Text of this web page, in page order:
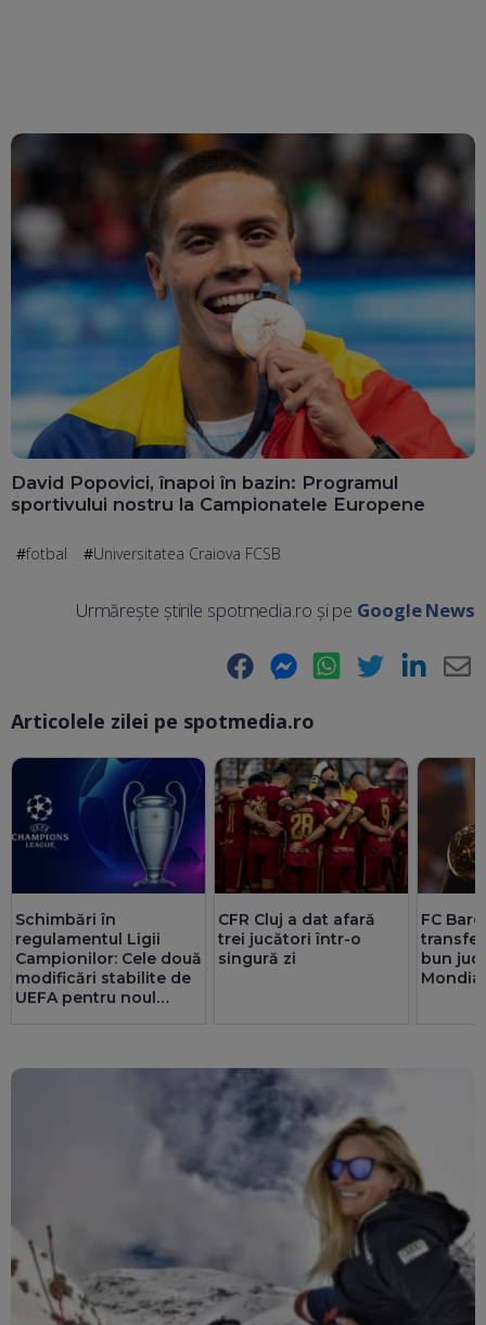
David Popovici, înapoi în bazin: Programul
sportivului nostru la Campionatele Europene
fotbal Universitatea Craiova FCSB
Urmărește știrile spotmedia.ro și pe Google News
Facebook Messenger WhatsApp Twitter LinkedIn
Articolele zilei pe spotmedia.ro
Schimbări în
regulamentul Ligii
Campionilor: Cele două
modificări stabilite de
UEFA pentru noul
CFR Cluj a dat afară
trei jucători într-o
singură zi
FC
bun